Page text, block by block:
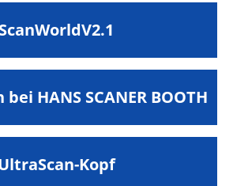
ScanWorldV2.1
HANS SCANER BOOTH
Kopf